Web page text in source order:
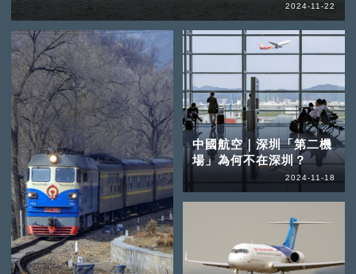
2024-11-22
中國航空｜深圳「第二機
場」為何不在深圳？
2024-11-18